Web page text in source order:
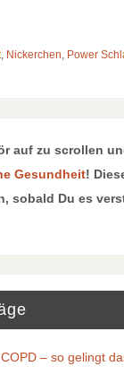
, Nickerchen, Power
auf zu scrollen
Gesundheit!
sobald Du es
– so gelingt